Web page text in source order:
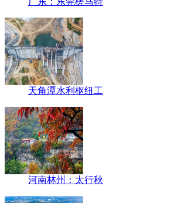
天角潭水利枢纽工
河南林州：太行秋